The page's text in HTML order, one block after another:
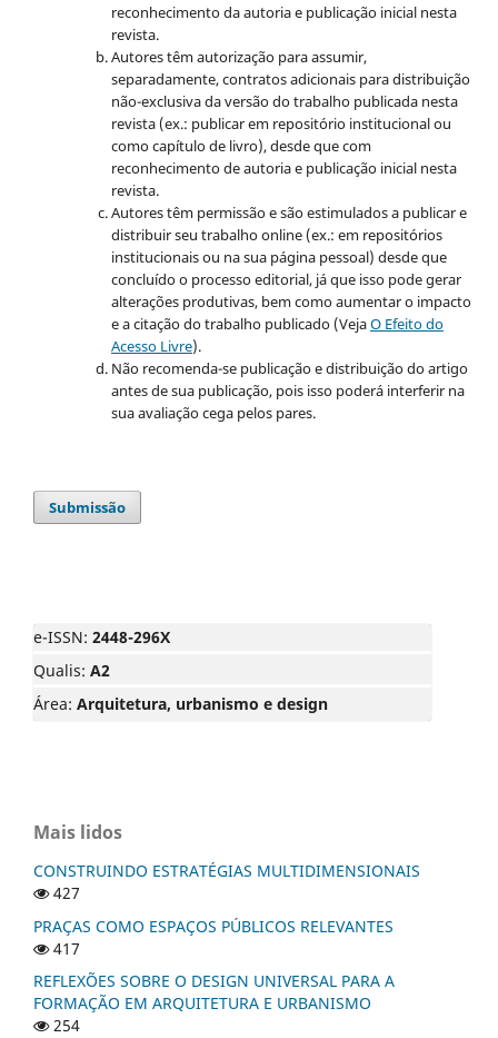
reconhecimento da autoria e publicação inicial nesta
revista.
Autores têm autorização para assumir,
separadamente, contratos adicionais para distribuição
não-exclusiva da versão do trabalho publicada nesta
revista (ex.: publicar em repositório institucional ou
como capítulo de livro), desde que com
reconhecimento de autoria e publicação inicial nesta
revista.
Autores têm permissão e são estimulados a publicar e
distribuir seu trabalho online (ex.: em repositórios
institucionais ou na sua página pessoal) desde que
concluído o processo editorial, já que isso pode gerar
alterações produtivas, bem como aumentar o impacto
e a citação do trabalho publicado (VejaO Efeito do
Acesso Livre).
Não recomenda-se publicação e distribuição do artigo
antes de sua publicação, pois isso poderá interferir na
sua avaliação cega pelos pares.
Submissão
e-ISSN: 2448-296X
Qualis: A2
Área: Arquitetura, urbanismo e design
Mais lidos
CONSTRUINDO ESTRATÉGIAS MULTIDIMENSIONAIS
427
PRAÇAS COMO ESPAÇOS PÚBLICOS RELEVANTES
417
REFLEXÕES SOBRE O DESIGN UNIVERSAL PARA A
FORMAÇÃO EM ARQUITETURA E URBANISMO
254